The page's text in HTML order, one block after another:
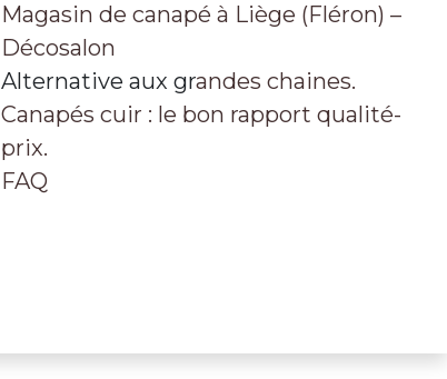
Magasin de canapé à Liège (Fléron) –
Décosalon
Alternative aux grandes chaines.
Canapés cuir : le bon rapport qualité-
prix.
FAQ